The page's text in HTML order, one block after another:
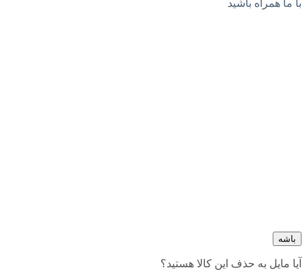
با ما همراه باشید
باشه
آیا مایل به حذف این کالا هستید؟